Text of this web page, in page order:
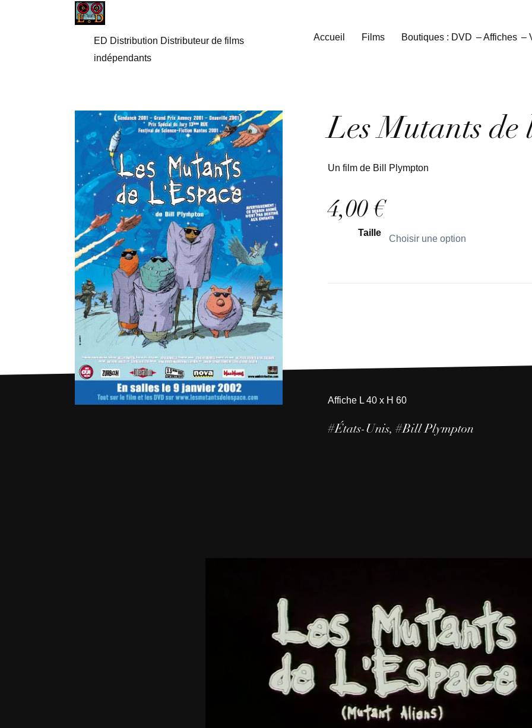
ED Distribution Distributeur de films
indépendants
Accueil Films Boutiques : DVD – Affiches –
Les Mutants de
Un film de Bill Plympton
4,00€
Taille
Affiche L 40 x H 60
#États-Unis #Bill Plympton